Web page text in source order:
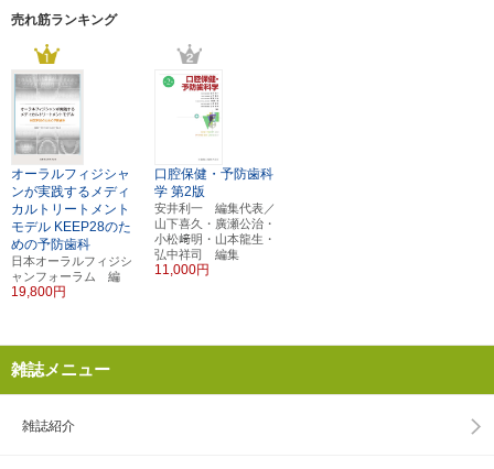
売れ筋ランキング
オーラルフィジシャ
ンが実践するメディ
カルトリートメント
モデル KEEP28のた
めの予防歯科
日本オーラルフィジシ
ャンフォーラム 編
19,800円
口腔保健・予防歯科
学 第2版
安井利一 編集代表／
山下喜久・廣瀬公治・
小松﨑明・山本龍生・
弘中祥司 編集
11,000円
雑誌メニュー
雑誌紹介